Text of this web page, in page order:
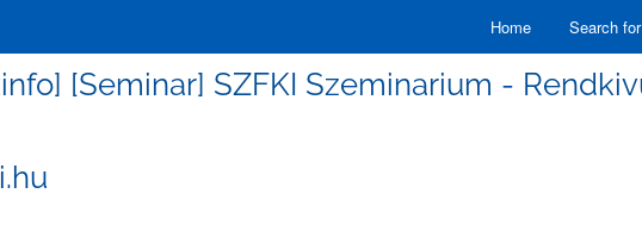
Home Search
[Seminar] SZFKI Szeminarium -